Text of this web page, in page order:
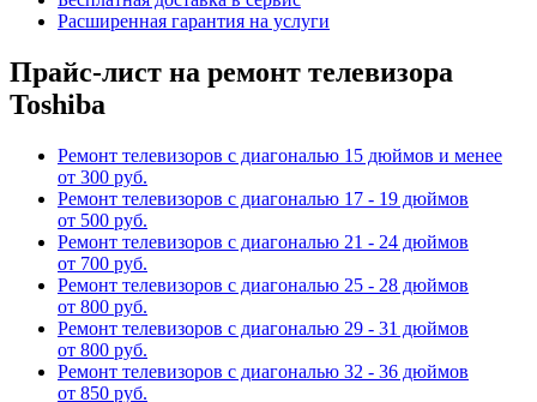
Расширенная гарантия на услуги
Прайс-лист на ремонт телевизора
Toshiba
Ремонт телевизоров с диагональю 15 дюймов и менее
от 300 руб.
Ремонт телевизоров с диагональю 17 - 19 дюймов
от 500 руб.
Ремонт телевизоров с диагональю 21 - 24 дюймов
от 700 руб.
Ремонт телевизоров с диагональю 25 - 28 дюймов
от 800 руб.
Ремонт телевизоров с диагональю 29 - 31 дюймов
от 800 руб.
Ремонт телевизоров с диагональю 32 - 36 дюймов
от 850 руб.